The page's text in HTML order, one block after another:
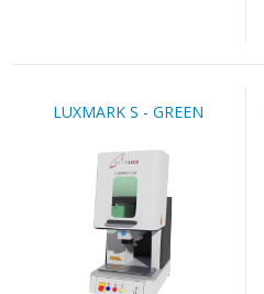
LUXMARK S - GREEN